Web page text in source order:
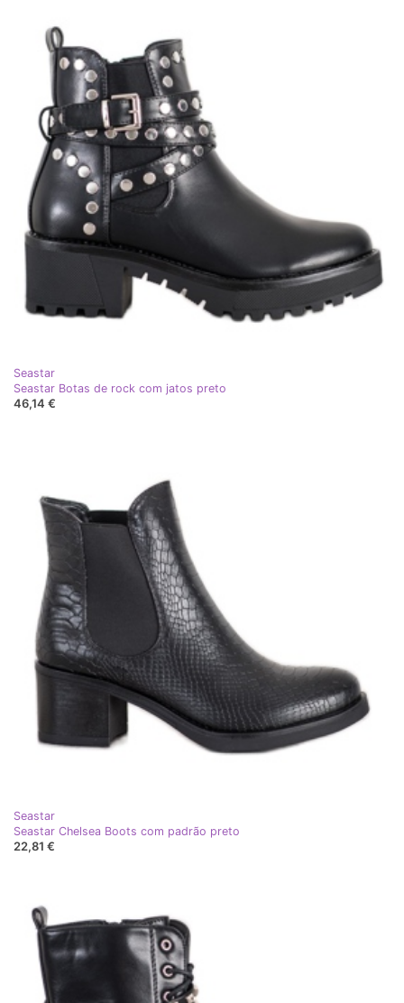
Seastar
Seastar Botas de rock com jatos preto
46,14 €
Seastar
Seastar Chelsea Boots com padrão preto
22,81 €